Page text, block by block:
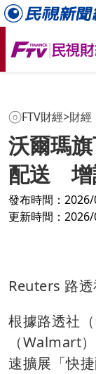
FTV財經>財經
沃爾瑪
配送 增
發布時間：
更新時間：
Reuters 路
根據路透社
（Walmart
速擴展「快